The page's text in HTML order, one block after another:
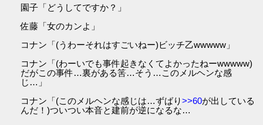
園子「どうしてですか？」
佐藤「女のカンよ」
コナン「(うわーそれはすごいねー)ビッチ乙wwwww」
コナン「(わーいでも事件起きなくてよかったねーwwwww)
だがこの事件…裏がある筈…そう…このメルヘンな感
じ…」
コナン「(このメルヘンな感じは…ずばり>>60が出している
んだ！)ついつい本音と建前が逆になるな…